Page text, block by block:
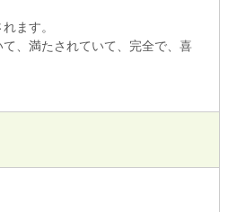
ます。
て、満たされていて、完全で、喜